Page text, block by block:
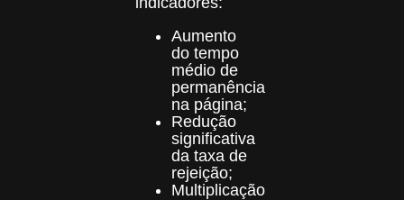
Aumento
do tempo
médio de
permanência
na página;
Redução
significativa
da taxa de
rejeição;
Multiplicação